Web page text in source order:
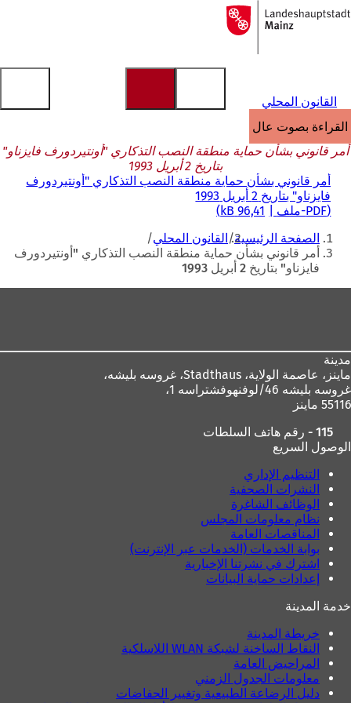
الانتقال إلى المحتوى
إلى
الصفحة
القانون المحلي
القراءة بصوت عالٍ
أمر قانوني بشأن حماية منطقة النصب التذكاري "أونتيردورف فايزناو"
بتاريخ 2 أبريل 1993
أمر قانوني بشأن حماية منطقة النصب التذكاري "أونتيردورف
فايزناو" بتاريخ 2 أبريل 1993
PDF-ملف 96,41 kB
أنت
هنا
الصفحة الرئيسية القانون المحلي
أمر قانوني بشأن حماية منطقة النصب التذكاري "أونتيردورف
فايزناو" بتاريخ 2 أبريل 1993
مدينة
ماينز، عاصمة الولاية،
غروسه بليشه 46/لوفنهوفشتراسه 1،
55116 ماينز
115 - رقم هاتف السلطات
الوصول السريع
التنظيم الإداري
النشرات الصحفية
الوظائف الشاغرة
نظام معلومات المجلس
المناقصات العامة
بوابة الخدمات (الخدمات عبر الإنترنت)
اشترك في نشرتنا الإخبارية
إعدادات حماية البيانات
خدمة المدينة
خريطة المدينة
النقاط الساخنة لشبكة WLAN اللاسلكية
المراحيض العامة
معلومات الجدول الزمني
دليل الرضاعة الطبيعية وتغيير الحفاضات